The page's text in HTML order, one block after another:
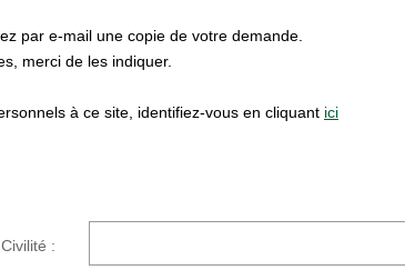
par e-mail une copie de votre demande.
merci de les indiquer.
à ce site, identifiez-vous en cliquant ici
Civilité :